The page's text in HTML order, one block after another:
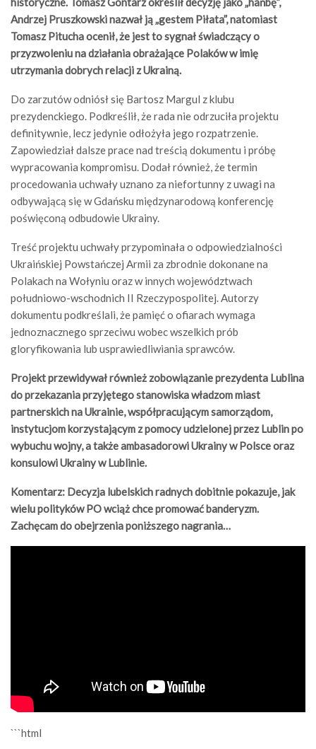
Andrzej Pruszkowski nazwał ją „gestem Piłata”, natomiast
Tomasz Pitucha ocenił, że jest to sygnał świadczący o
przyzwoleniu na działania obrażające Polaków w imię
utrzymania dobrych relacji z Ukrainą.
Do zarzutów odniósł się Bartosz Margul z klubu
prezydenckiego. Podkreślił, że rada nie odrzuciła projektu
definitywnie, lecz jedynie odłożyła jego rozpatrzenie.
Zapowiedział dalsze prace nad treścią dokumentu i próbę
wypracowania kompromisu. Dodał również, że termin
procedowania uchwały uznano za niefortunny z uwagi na
odbywającą się w Gdańsku międzynarodową konferencję
poświęconą odbudowie Ukrainy.
Treść projektu uchwały przypominała o odpowiedzialności
Ukraińskiej Powstańczej Armii za zbrodnie dokonane na
Polakach na Wołyniu oraz w innych województwach
południowo-wschodnich II Rzeczypospolitej. Autorzy
dokumentu podkreślali, że pamięć o ofiarach wymaga
jednoznacznego sprzeciwu wobec wszelkich prób
gloryfikowania lub usprawiedliwiania sprawców.
Projekt przewidywał również zobowiązanie prezydenta Lublina
do przekazania przyjętego stanowiska władzom miast
partnerskich na Ukrainie, współpracującym samorządom,
instytucjom korzystającym z pomocy udzielonej przez Lublin po
wybuchu wojny, a także ambasadorowi Ukrainy w Polsce oraz
konsulowi Ukrainy w Lublinie.
Komentarz: Decyzja lubelskich radnych dobitnie pokazuje, jak
wielu polityków PO wciąż chce promować banderyzm.
Zachęcam do obejrzenia poniższego nagrania…
```html